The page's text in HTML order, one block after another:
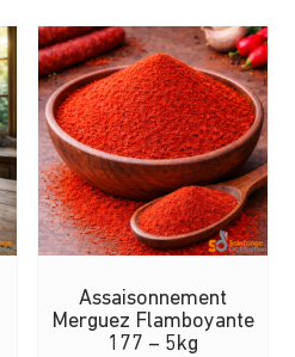
Assaisonnement
Merguez Flamboyante
177 – 5kg